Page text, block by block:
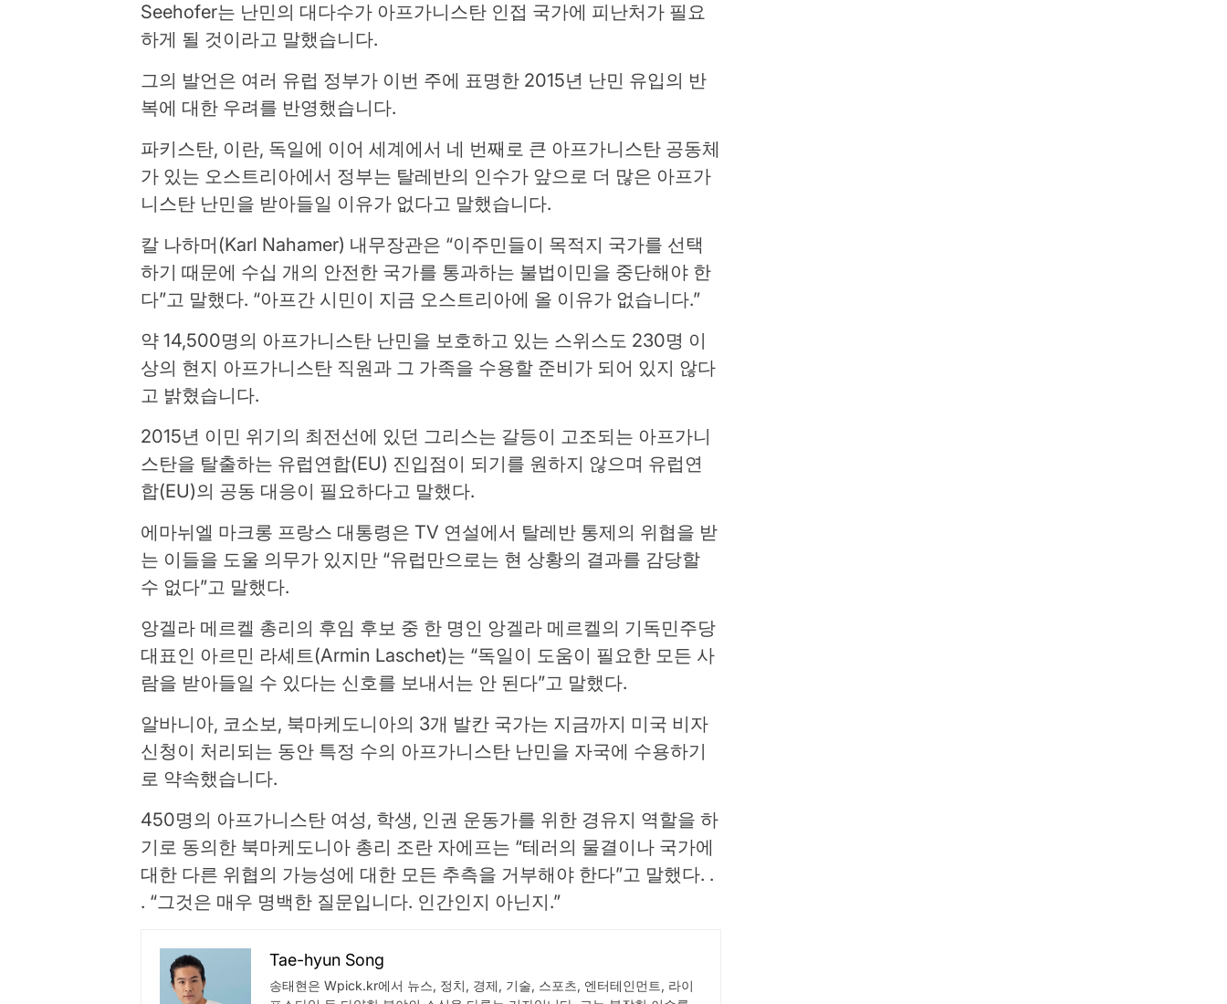
Seehofer는 난민의 대다수가 아프가니스탄 인접 국가에 피난처가 필요
하게 될 것이라고 말했습니다.
그의 발언은 여러 유럽 정부가 이번 주에 표명한 2015년 난민 유입의 반
복에 대한 우려를 반영했습니다.
파키스탄, 이란, 독일에 이어 세계에서 네 번째로 큰 아프가니스탄 공동체
가 있는 오스트리아에서 정부는 탈레반의 인수가 앞으로 더 많은 아프가
니스탄 난민을 받아들일 이유가 없다고 말했습니다.
칼 나하머(Karl Nahamer) 내무장관은 “이주민들이 목적지 국가를 선택
하기 때문에 수십 개의 안전한 국가를 통과하는 불법이민을 중단해야 한
다”고 말했다. “아프간 시민이 지금 오스트리아에 올 이유가 없습니다.”
약 14,500명의 아프가니스탄 난민을 보호하고 있는 스위스도 230명 이
상의 현지 아프가니스탄 직원과 그 가족을 수용할 준비가 되어 있지 않다
고 밝혔습니다.
2015년 이민 위기의 최전선에 있던 그리스는 갈등이 고조되는 아프가니
스탄을 탈출하는 유럽연합(EU) 진입점이 되기를 원하지 않으며 유럽연
합(EU)의 공동 대응이 필요하다고 말했다.
에마뉘엘 마크롱 프랑스 대통령은 TV 연설에서 탈레반 통제의 위협을 받
는 이들을 도울 의무가 있지만 “유럽만으로는 현 상황의 결과를 감당할
수 없다”고 말했다.
앙겔라 메르켈 총리의 후임 후보 중 한 명인 앙겔라 메르켈의 기독민주당
대표인 아르민 라셰트(Armin Laschet)는 “독일이 도움이 필요한 모든 사
람을 받아들일 수 있다는 신호를 보내서는 안 된다”고 말했다.
알바니아, 코소보, 북마케도니아의 3개 발칸 국가는 지금까지 미국 비자
신청이 처리되는 동안 특정 수의 아프가니스탄 난민을 자국에 수용하기
로 약속했습니다.
450명의 아프가니스탄 여성, 학생, 인권 운동가를 위한 경유지 역할을 하
기로 동의한 북마케도니아 총리 조란 자에프는 “테러의 물결이나 국가에
대한 다른 위협의 가능성에 대한 모든 추측을 거부해야 한다”고 말했다. .
. “그것은 매우 명백한 질문입니다. 인간인지 아닌지.”
Tae-hyun Song
송태현은 Wpick.kr에서 뉴스, 정치, 경제, 기술, 스포츠, 엔터테인먼트, 라이